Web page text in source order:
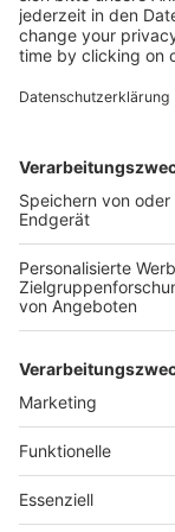
Kostenlose
Der
SERVICE
SHOP SERVICE